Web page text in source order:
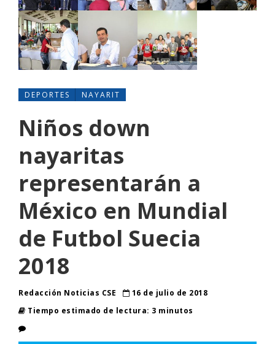
DEPORTES NAYARIT
Niños down
nayaritas
representarán a
México en Mundial
de Futbol Suecia
2018
Redacción Noticias CSE
16 de julio de 2018
Tiempo estimado de lectura: 3 minutos